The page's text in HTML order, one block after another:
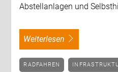
Abstellanlagen und
weiterlesen
RADFAHREN